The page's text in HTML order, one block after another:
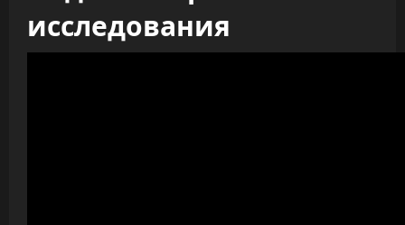
исследования